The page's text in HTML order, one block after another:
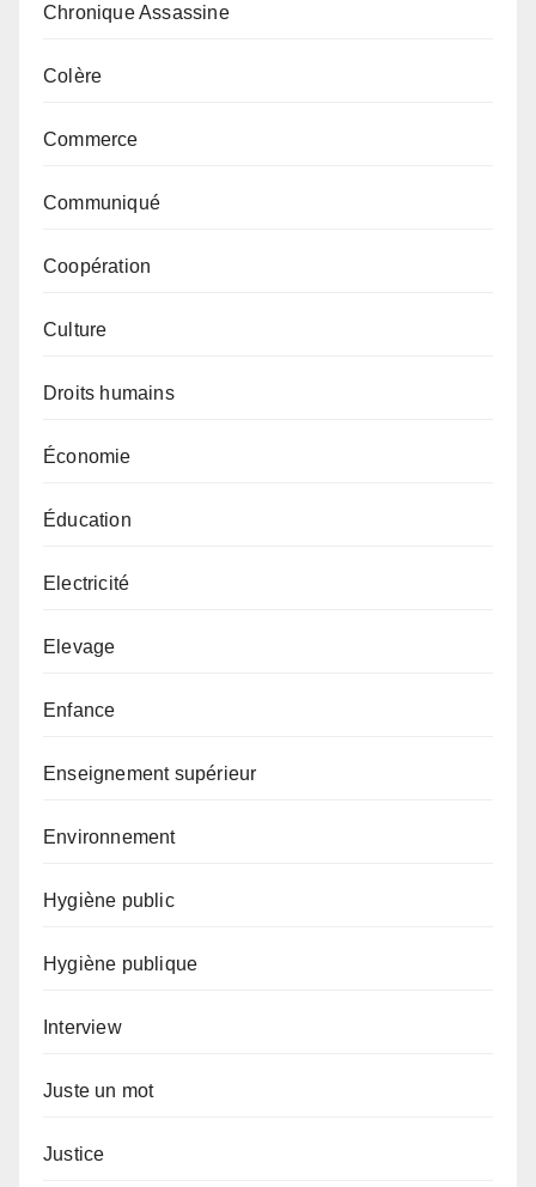
Chronique Assassine
Colère
Commerce
Communiqué
Coopération
Culture
Droits humains
Économie
Éducation
Electricité
Elevage
Enfance
Enseignement supérieur
Environnement
Hygiène public
Hygiène publique
Interview
Juste un mot
Justice